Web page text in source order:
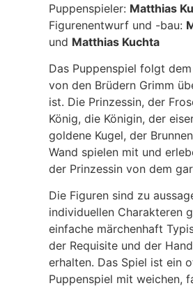
Puppenspieler: Matthias
Figurenentwurf und -bau:
und Matthias Kuchta
Das Puppenspiel folgt
von den Brüdern Grimm
ist. Die Prinzessin, der
König, die Königin, der
goldene Kugel, der
Wand spielen mit und
der Prinzessin von dem
Die Figuren sind zu
individuellen Charakteren
einfache märchenhaft
der Requisite und der
erhalten. Das Spiel ist ein
Puppenspiel mit weichen,